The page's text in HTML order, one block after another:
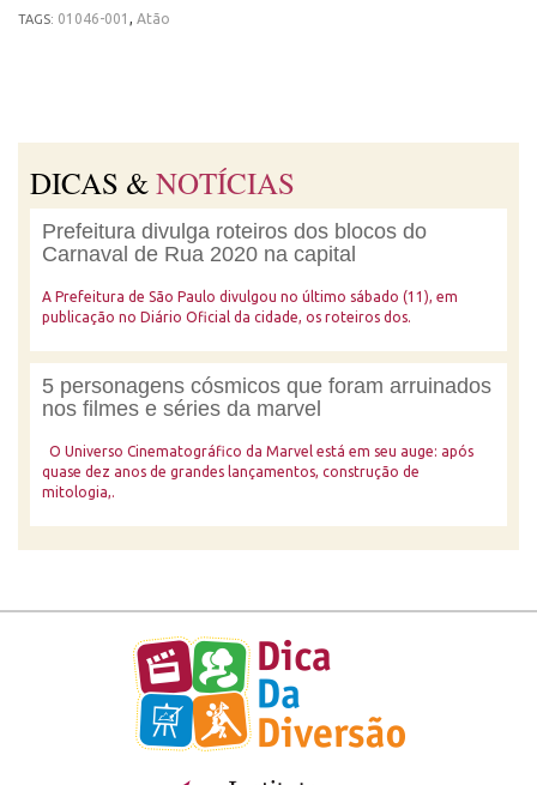
TAGS: 01046-001 , Atão
DICAS &NOTÍCIAS
Prefeitura divulga roteiros dos blocos do
Carnaval de Rua 2020 na capital
A Prefeitura de São Paulo divulgou no último sábado (11), em
publicação no Diário Oficial da cidade, os roteiros dos.
5 personagens cósmicos que foram arruinados
nos filmes e séries da marvel
O Universo Cinematográfico da Marvel está em seu auge: após
quase dez anos de grandes lançamentos, construção de
mitologia,.